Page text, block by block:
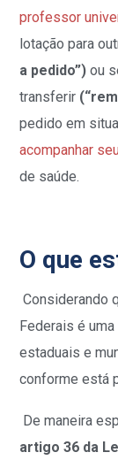
professor
lotação para
a pedido”)ou
transferir
pedido em
acompanhar
de saúde.
O que
Considerando
Federais é
estaduais e
conforme está
De maneira
artigo 36 da